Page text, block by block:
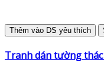
Thêm vào DS yêu thích
Tranh dán tường